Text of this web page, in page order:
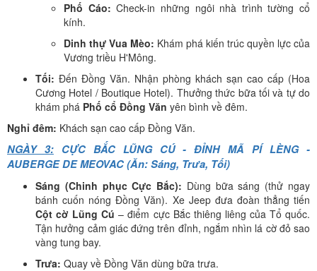
Phố Cáo: Check-in những ngôi nhà trình tường cổ
kính.
Dinh thự Vua Mèo: Khám phá kiến trúc quyền lực của
Vương triều H'Mông.
Tối: Đến Đồng Văn. Nhận phòng khách sạn cao cấp (Hoa
Cương Hotel / Boutique Hotel). Thưởng thức bữa tối và tự do
khám phá Phố cổ Đồng Văn yên bình về đêm.
Nghỉ đêm: Khách sạn cao cấp Đồng Văn.
NGÀY 3:CỰC BẮC LŨNG CÚ - ĐỈNH MÃ PÍ LÈNG -
AUBERGE DE MEOVAC (Ăn: Sáng, Trưa, Tối)
Sáng (Chinh phục Cực Bắc): Dùng bữa sáng (thử ngay
bánh cuốn nóng Đồng Văn). Xe Jeep đưa đoàn thẳng tiến
Cột cờ Lũng Cú – điểm cực Bắc thiêng liêng của Tổ quốc.
Tận hưởng cảm giác đứng trên đỉnh, ngắm nhìn lá cờ đỏ sao
vàng tung bay.
Trưa: Quay về Đồng Văn dùng bữa trưa.